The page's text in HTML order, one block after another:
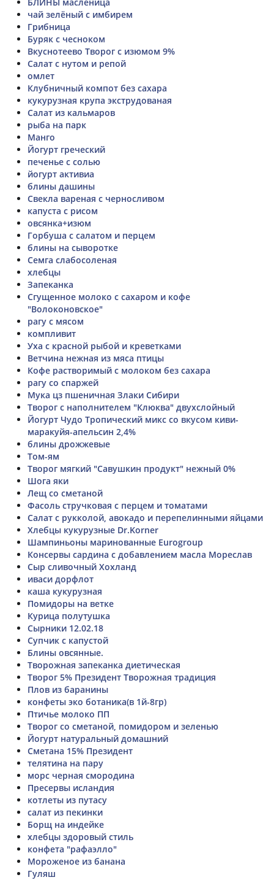
чай зелёный с имбирем
Грибница
Буряк с чесноком
Вкуснотеево Творог с изюмом 9%
Салат с нутом и репой
омлет
Клубничный компот без сахара
кукурузная крупа экструдованая
Салат из кальмаров
рыба на парк
Манго
Йогурт греческий
печенье с солью
йогурт активиа
блины дашины
Свекла вареная с черносливом
капуста с рисом
овсянка+изюм
Горбуша с салатом и перцем
блины на сыворотке
Семга слабосоленая
хлебцы
Запеканка
Сгущенное молоко с сахаром и кофе
"Волоконовское"
рагу с мясом
компливит
Уха с красной рыбой и креветками
Ветчина нежная из мяса птицы
Кофе растворимый с молоком без сахара
рагу со спаржей
Мука цз пшеничная Злаки Сибири
Творог с наполнителем "Клюква" двухслойный
Йогурт Чудо Тропический микс со вкусом киви-
маракуйя-апельсин 2,4%
блины дрожжевые
Том-ям
Творог мягкий "Савушкин продукт" нежный 0%
Шога яки
Лещ со сметаной
Фасоль стручковая с перцем и томатами
Салат с рукколой, авокадо и перепелинными яйцами
Хлебцы кукурузные Dr.Korner
Шампиньоны маринованные Eurogroup
Консервы сардина с добавлением масла Мореслав
Сыр сливочный Хохланд
иваси дорфлот
каша кукурузная
Помидоры на ветке
Курица полутушка
Сырники 12.02.18
Супчик с капустой
Блины овсянные.
Творожная запеканка диетическая
Творог 5% Президент Творожная традиция
Плов из баранины
конфеты эко ботаника(в 1й-8гр)
Птичье молоко ПП
Творог со сметаной, помидором и зеленью
Йогурт натуральный домашний
Сметана 15% Президент
телятина на пару
морс черная смородина
Пресервы исландия
котлеты из путасу
салат из пекинки
Борщ на индейке
хлебцы здоровый стиль
конфета "рафаэлло"
Мороженое из банана
Гуляш